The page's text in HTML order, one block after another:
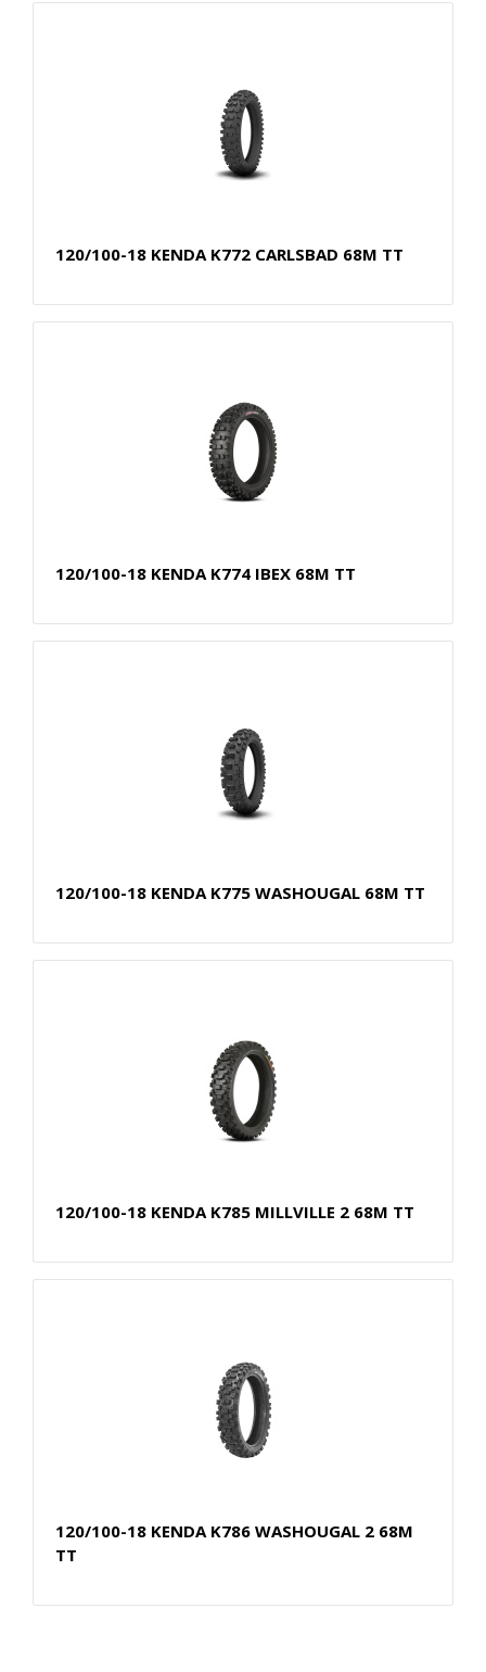
120/100-18 KENDA K772 CARLSBAD 68M TT
120/100-18 KENDA K774 IBEX 68M TT
120/100-18 KENDA K775 WASHOUGAL 68M TT
120/100-18 KENDA K785 MILLVILLE 2 68M TT
120/100-18 KENDA K786 WASHOUGAL 2 68M
TT